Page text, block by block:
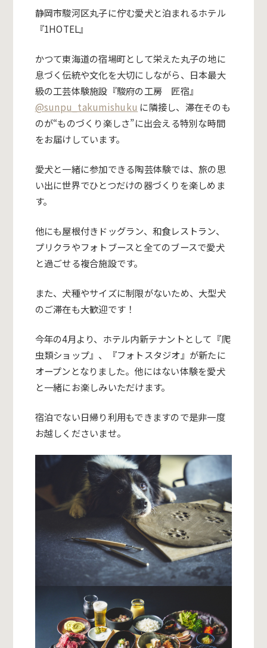
静岡市駿河区丸子に佇む愛犬と泊まれるホテル
『1HOTEL』
かつて東海道の宿場町として栄えた丸子の地に
息づく伝統や文化を大切にしながら、日本最大
級の工芸体験施設『駿府の工房 匠宿』
@sunpu_takumishuku に隣接し、滞在そのも
のが“ものづくり楽しさ”に出会える特別な時間
をお届けしています。
愛犬と一緒に参加できる陶芸体験では、旅の思
い出に世界でひとつだけの器づくりを楽しめま
す。
他にも屋根付きドッグラン、和食レストラン、
プリクラやフォトブースと全てのブースで愛犬
と過ごせる複合施設です。
また、犬種やサイズに制限がないため、大型犬
のご滞在も大歓迎です！
今年の4月より、ホテル内新テナントとして『爬
虫類ショップ』、『フォトスタジオ』が新たに
オープンとなりました。他にはない体験を愛犬
と一緒にお楽しみいただけます。
宿泊でない日帰り利用もできますので是非一度
お越しくださいませ。